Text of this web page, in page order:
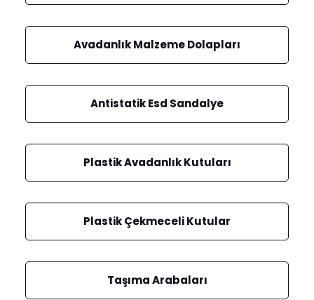
Avadanlık Malzeme Dolapları
Antistatik Esd Sandalye
Plastik Avadanlık Kutuları
Plastik Çekmeceli Kutular
Taşıma Arabaları